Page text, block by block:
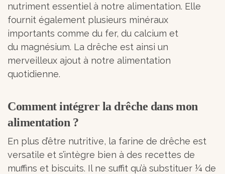
nutriment essentiel à notre alimentation. Elle
fournit également plusieurs minéraux
importants comme du fer, du calcium et
du magnésium. La drêche est ainsi un
merveilleux ajout à notre alimentation
quotidienne.
Comment intégrer la drêche dans mon
alimentation ?
En plus d’être nutritive, la farine de drêche est
versatile et s’intègre bien à des recettes de
muffins et biscuits. Il ne suffit qu’à substituer ¼ de